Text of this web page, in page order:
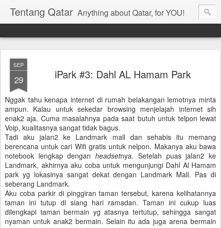
Tentang Qatar Anything about Qatar, for YOU!
SEP
29 iPark #3: Dahl AL Hamam Park
Nggak tahu kenapa internet di rumah belakangan lemotnya minta
ampun. Kalau untuk sekedar browsing menjelajah internet sih
enak2 aja. Cuma masalahnya pada saat butuh untuk telpon lewat
Voip, kualitasnya sangat tidak bagus.
Tadi aku jalan2 ke Landmark mall dan sehabis itu memang
berencana untuk cari Wifi gratis untuk nelpon. Makanya aku bawa
notebook lengkap denganheadsetnya. Setelah puas jalan2 ke
Landmark, akhirnya aku coba untuk mengunjungi Dahl Al Hamam
park yg lokasinya sangat dekat dengan Landmark Mall. Pas di
seberang Landmark.
Aku coba parkir di pinggiran taman tersebut, karena kelihatannya
taman ini tutup di siang hari ramadan. Taman ini cukup luas
dilengkapi taman bermain yg atasnya tertutup, sehingga sangat
nyaman untuk anak2 bermain. Selain itu ada juga arena bermain